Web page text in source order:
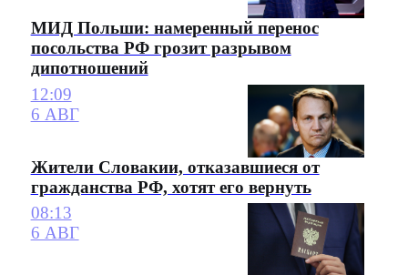
МИД Польши: намеренный перенос
посольства РФ грозит разрывом
дипотношений
12:09
6 АВГ
Жители Словакии, отказавшиеся от
гражданства РФ, хотят его вернуть
08:13
6 АВГ